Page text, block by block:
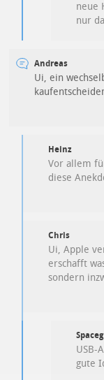
neue
nur
Andreas
Ui, ein
Heinz
Vor allem
diese
Chris
Ui, Apple
erschafft
sondern
USB-
gute